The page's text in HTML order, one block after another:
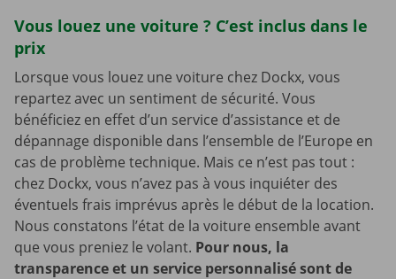
Vous louez une voiture ? C’est inclus dans le
prix
Lorsque vous louez une voiture chez Dockx, vous
repartez avec un sentiment de sécurité. Vous
bénéficiez en effet d’un service d’assistance et de
dépannage disponible dans l’ensemble de l’Europe en
cas de problème technique. Mais ce n’est pas tout :
chez Dockx, vous n’avez pas à vous inquiéter des
éventuels frais imprévus après le début de la location.
Nous constatons l’état de la voiture ensemble avant
que vous preniez le volant. Pour nous, la
transparence et un service personnalisé sont de